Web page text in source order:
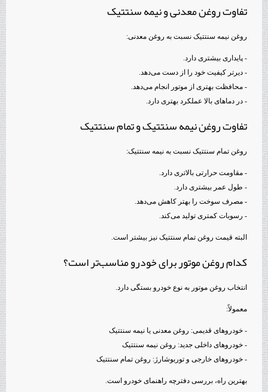
تفاوت روغن معدنی و نیمه سنتتیک
روغن نیمه سنتتیک نسبت به روغن معدنی:
- پایداری بیشتری دارد.
- دیرتر کیفیت خود را از دست می‌دهد.
- محافظت بهتری از موتور انجام می‌دهد.
- در دماهای بالا عملکرد بهتری دارد.
تفاوت روغن نیمه سنتتیک و تمام سنتتیک
روغن تمام سنتتیک نسبت به نیمه سنتتیک:
- مقاومت حرارتی بالاتری دارد.
- طول عمر بیشتری دارد.
- مصرف سوخت را بهتر کاهش می‌دهد.
- رسوبات کمتری تولید می‌کند.
البته قیمت روغن تمام سنتتیک نیز بیشتر است.
کدام روغن موتور برای خودرو مناسب‌تر است؟
انتخاب روغن موتور به نوع خودرو بستگی دارد.
معمولاً:
- خودروهای قدیمی: روغن معدنی یا نیمه سنتتیک
- خودروهای داخلی جدید: روغن نیمه سنتتیک
- خودروهای خارجی و توربوشارژ: روغن تمام سنتتیک
بهترین راه، بررسی دفترچه راهنمای خودرو است.